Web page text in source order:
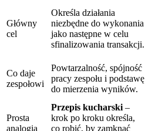
Główny
cel
Określa działania
niezbędne do wykonania
jako następne w celu
sfinalizowania transakcji.
Co daje
zespołowi
Powtarzalność, spójność
pracy zespołu i podstawę
do mierzenia wyników.
Prosta
analogia
Przepis kucharski –
krok po kroku określa,
co robić, by zamknąć